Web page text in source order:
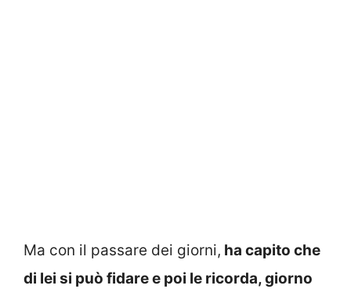
Ma con il passare dei giorni, ha capito che
di lei si può fidare e poi le ricorda, giorno